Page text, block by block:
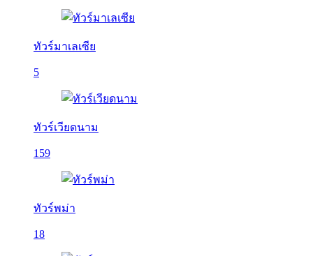
ทัวร์มาเลเซีย
5
ทัวร์เวียดนาม
159
ทัวร์พม่า
18